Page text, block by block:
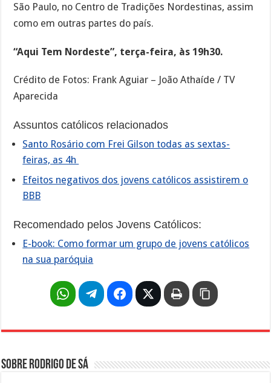
São Paulo, no Centro de Tradições Nordestinas, assim
como em outras partes do país.
“Aqui Tem Nordeste”, terça-feira, às 19h30.
Crédito de Fotos: Frank Aguiar – João Athaíde / TV
Aparecida
Assuntos católicos relacionados
Santo Rosário com Frei Gilson todas as sextas-
feiras, as 4h
Efeitos negativos dos jovens católicos assistirem o
BBB
Recomendado pelos Jovens Católicos:
E-book: Como formar um grupo de jovens católicos
na sua paróquia
Sobre Rodrigo de Sá